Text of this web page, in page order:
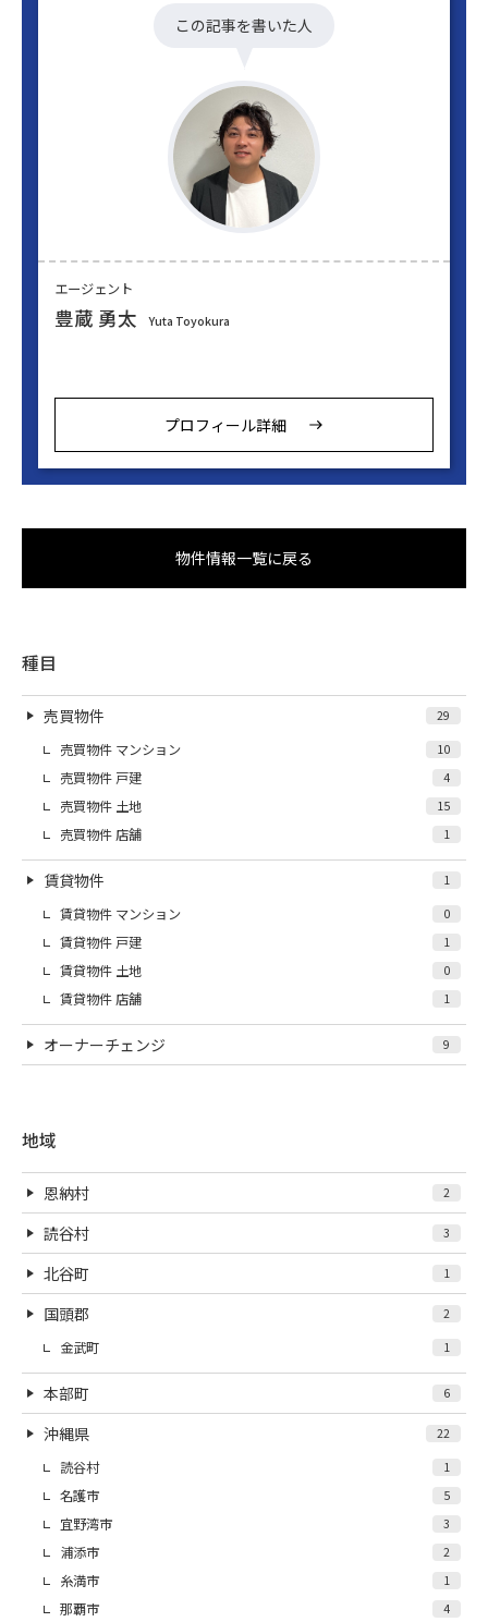
この記事を書いた人
エージェント
豊蔵 勇太 Yuta Toyokura
プロフィール詳細
物件情報一覧に戻る
種目
売買物件 29
売買物件 マンション 10
売買物件 戸建 4
売買物件 土地 15
売買物件 店舗 1
賃貸物件 1
賃貸物件 マンション 0
賃貸物件 戸建 1
賃貸物件 土地 0
賃貸物件 店舗 1
オーナーチェンジ 9
地域
恩納村 2
読谷村 3
北谷町 1
国頭郡 2
金武町 1
本部町 6
沖縄県 22
読谷村 1
名護市 5
宜野湾市 3
浦添市 2
糸満市 1
那覇市 4